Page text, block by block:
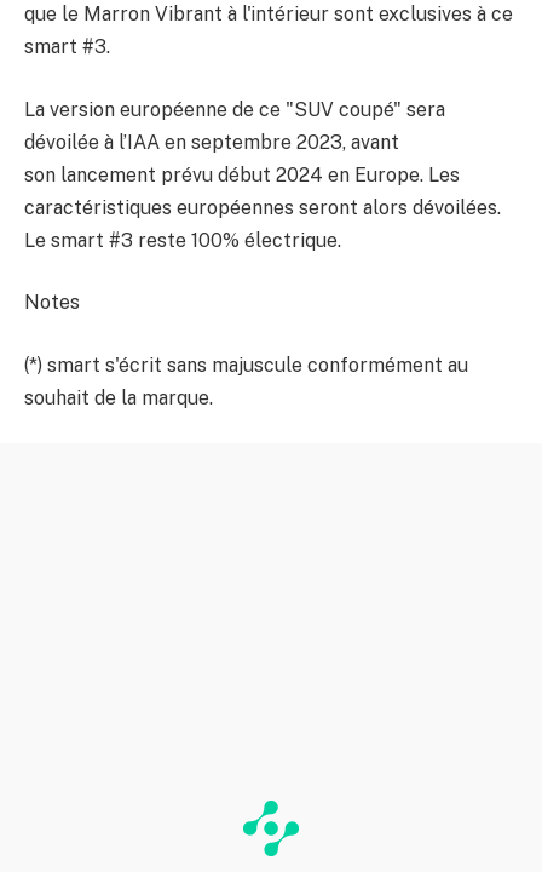
que le Marron Vibrant à l'intérieur sont exclusives à ce
smart #3.
La version européenne de ce "SUV coupé" sera
dévoilée à l’IAA en septembre 2023, avant
son lancement prévu début 2024 en Europe. Les
caractéristiques européennes seront alors dévoilées.
Le smart #3 reste 100% électrique.
Notes
(*) smart s'écrit sans majuscule conformément au
souhait de la marque.